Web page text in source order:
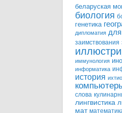
беларуская
биология
генетика
дипломатия
заимствования
иммунология
информатика
история
слова
лингвистика
мат